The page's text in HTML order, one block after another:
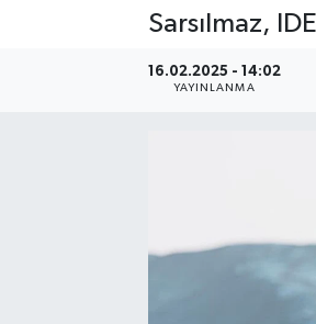
Sarsılmaz,
16.02.2025 - 14:02
YAYINLANMA